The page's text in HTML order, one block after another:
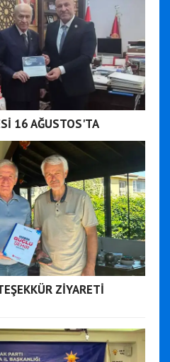
16 AĞUSTOS'TA
ZİYARETİ